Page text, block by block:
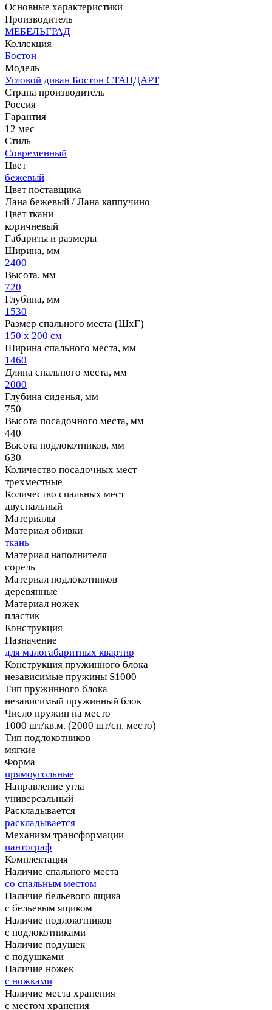
Основные характеристики
Производитель
МЕБЕЛЬГРАД
Коллекция
Бостон
Модель
Угловой диван Бостон СТАНДАРТ
Страна производитель
Россия
Гарантия
12 мес
Стиль
Современный
Цвет
бежевый
Цвет поставщика
Лана бежевый / Лана каппучино
Цвет ткани
коричневый
Габариты и размеры
Ширина, мм
2400
Высота, мм
720
Глубина, мм
1530
Размер спального места (ШхГ)
150 х 200 см
Ширина спального места, мм
1460
Длина спального места, мм
2000
Глубина сиденья, мм
750
Высота посадочного места, мм
440
Высота подлокотников, мм
630
Количество посадочных мест
трехместные
Количество спальных мест
двуспальный
Материалы
Материал обивки
ткань
Материал наполнителя
сорель
Материал подлокотников
деревянные
Материал ножек
пластик
Конструкция
Назначение
для малогабаритных квартир
Конструкция пружинного блока
независимые пружины S1000
Тип пружинного блока
независимый пружинный блок
Число пружин на место
1000 шт/кв.м. (2000 шт/сп. место)
Тип подлокотников
мягкие
Форма
прямоугольные
Направление угла
универсальный
Раскладывается
раскладывается
Механизм трансформации
пантограф
Комплектация
Наличие спального места
со спальным местом
Наличие бельевого ящика
с бельевым ящиком
Наличие подлокотников
с подлокотниками
Наличие подушек
с подушками
Наличие ножек
с ножками
Наличие места хранения
с местом хранения